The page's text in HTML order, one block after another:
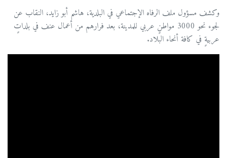
وكشف مسؤول ملف الرفاه الإجتماعي في البلدية، هاشم أبو زايد، النقاب عن
لجوء نحو 3000 مواطنٍ عربي للمدينة، بعد فرارهم من أعمال عنف في بلداتٍ
عربيةٍ في كافة أنحاء البلاد.